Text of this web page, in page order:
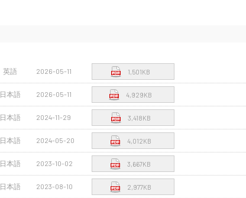
英語 2026-05-11 1,501KB
日本語 2026-05-11 4,929KB
日本語 2024-11-29 3,418KB
日本語 2024-05-20 4,012KB
日本語 2023-10-02 3,667KB
日本語 2023-08-10 2,977KB